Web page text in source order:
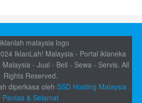
IklanLah! Malaysia - Portal iklaneka
- Jual - Beli - Sewa - Servis. All
Rights Reserved.
diperkasa oleh SSD Hosting Malaysia :
Pantas & Selamat